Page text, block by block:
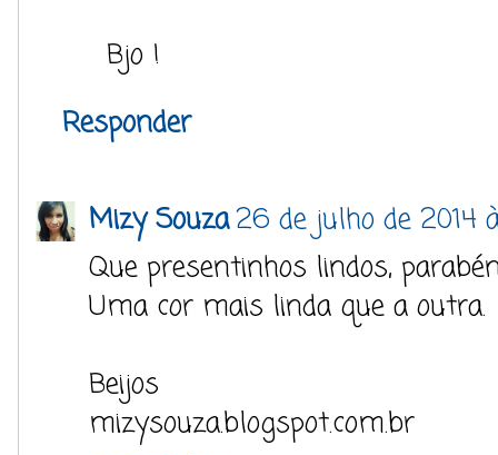
Bjo !
Responder
Mizy Souza26 de julho de 2014
Que presentinhos lindos,
Uma cor mais linda que a outra.
Beijos
mizysouza.blogspot.com.br